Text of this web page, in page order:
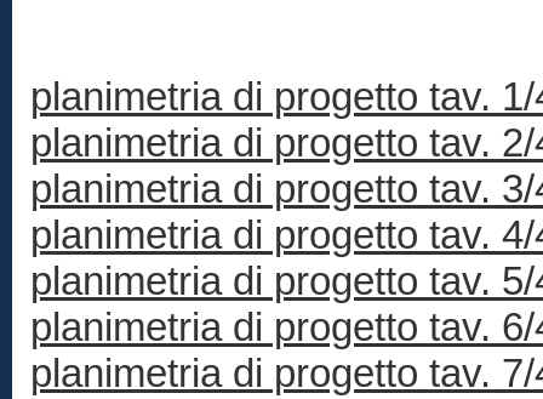
planimetria di progetto tav.
planimetria di progetto tav.
planimetria di progetto tav.
planimetria di progetto tav.
planimetria di progetto tav.
planimetria di progetto tav.
planimetria di progetto tav.